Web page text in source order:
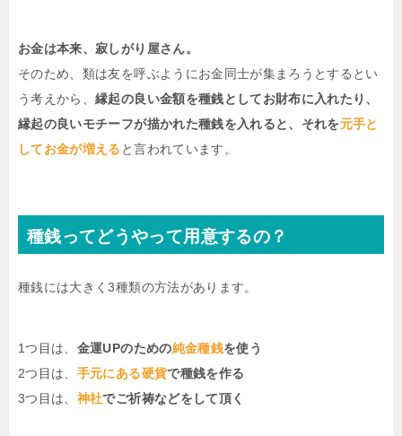
お金は本来、寂しがり屋さん。
そのため、類は友を呼ぶようにお金同士が集まろうとするとい
う考えから、縁起の良い金額を種銭としてお財布に入れたり、
縁起の良いモチーフが描かれた種銭を入れると、それを元手と
してお金が増える と言われています。
種銭ってどうやって用意するの？
種銭には大きく3種類の方法があります。
1つ目は、 金運UPのための純金種銭を使う
2つ目は、 手元にある硬貨で種銭を作る
3つ目は、 神社でご祈祷などをして頂く